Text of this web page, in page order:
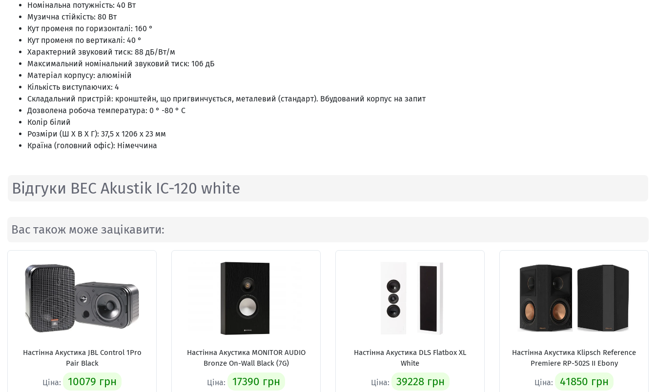
Номінальна потужність: 40 Вт
Музична стійкість: 80 Вт
Кут променя по горизонталі: 160 °
Кут променя по вертикалі: 40 °
Характерний звуковий тиск: 88 дБ/Вт/м
Максимальний номінальний звуковий тиск: 106 дБ
Матеріал корпусу: алюміній
Кількість виступаючих: 4
Складальний пристрій: кронштейн, що пригвинчується, металевий (стандарт). Вбудований корпус на запит
Дозволена робоча температура: 0 ° -80 ° С
Колір білий
Розміри (Ш Х В Х Г): 37,5 x 1206 x 23 мм
Країна (головний офіс): Німеччина
Відгуки BEC Akustik IC-120 white
Вас також може зацікавити:
Настінна Акустика JBL Control 1Pro
Pair Black
Ціна: 10079 грн
Настінна Акустика MONITOR AUDIO
Bronze On-Wall Black (7G)
Ціна: 17390 грн
Настінна Акустика DLS Flatbox XL
White
Ціна: 39228 грн
Настінна Акустика Klipsch Reference
Premiere RP-502S II Ebony
Ціна: 41850 грн